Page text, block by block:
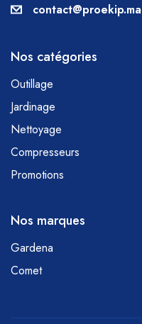
contact@proekip.ma
Nos catégories
Outillage
Jardinage
Nettoyage
Compresseurs
Promotions
Nos marques
Gardena
Comet